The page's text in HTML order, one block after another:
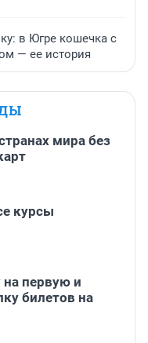
в Югре кошечка с
— ее история
мира без
курсы
на первую и
билетов на